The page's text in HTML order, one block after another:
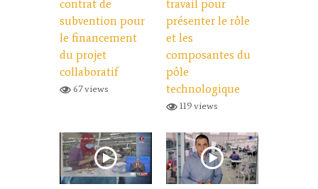
contrat de
subvention pour
le financement
du projet
collaboratif
67 views
travail pour
présenter le rôle
et les
composantes du
pôle
technologique
119 views